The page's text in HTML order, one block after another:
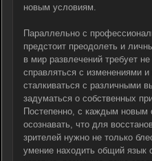
новым условиям.
Параллельно с
предстоит преодолеть и
в мир развлечений требует
справляться с изменениями
сталкиваться с различными
задуматься о собственных
Постепенно, с каждым новым
осознавать, что для
зрителей нужно не только
умение находить общий язык